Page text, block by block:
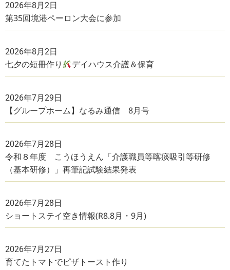
2026年8月2日
第35回境港ペーロン大会に参加
2026年8月2日
七夕の短冊作り デイハウス介護＆保育
2026年7月29日
【グループホーム】なるみ通信 8月号
2026年7月28日
令和８年度 こうほうえん「介護職員等喀痰吸引等研修
（基本研修）」再筆記試験結果発表
2026年7月28日
ショートステイ空き情報(R8.8月・9月)
2026年7月27日
育てたトマトでピザトースト作り